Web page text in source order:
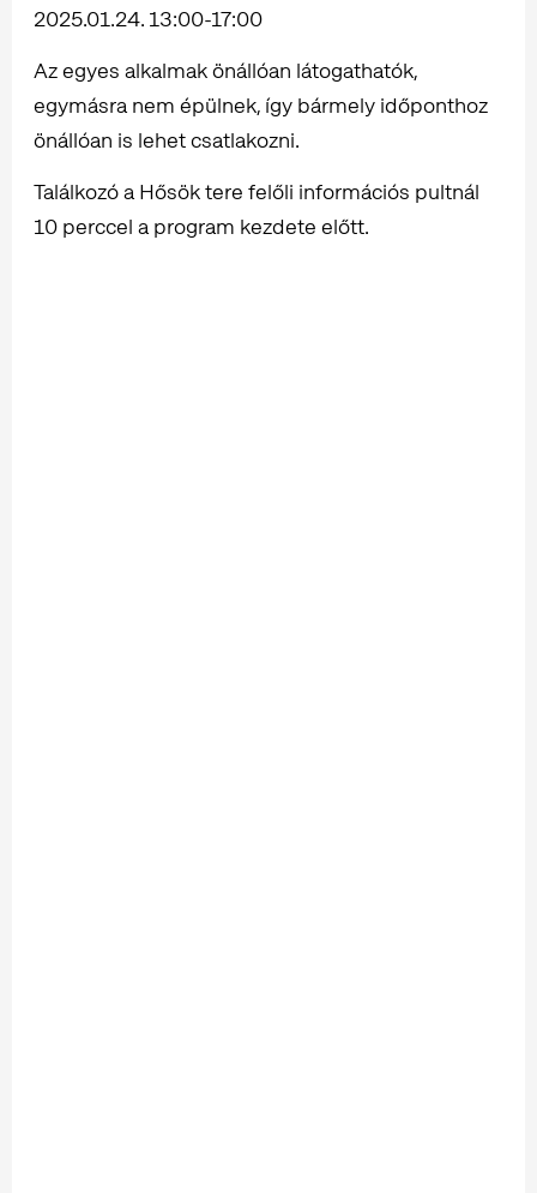
2025.01.24. 13:00-17:00
Az egyes alkalmak önállóan látogathatók,
egymásra nem épülnek, így bármely időponthoz
önállóan is lehet csatlakozni.
Találkozó a Hősök tere felőli információs pultnál
10 perccel a program kezdete előtt.